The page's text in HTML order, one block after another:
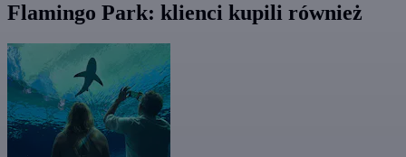
Flamingo Park: klienci kupili również